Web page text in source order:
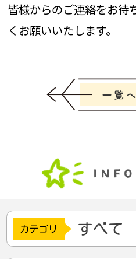
皆様からのご連絡をお待
くお願いいたします。